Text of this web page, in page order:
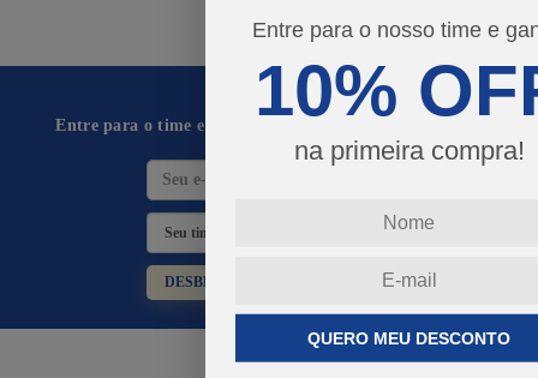
Entre para o nosso time e
10%
na primeira compra!
QUERO MEU DESCONTO
Entre para o time e desbloqueie promoções imperdíveis!
DESBLOQUEAR PROMOÇÕES